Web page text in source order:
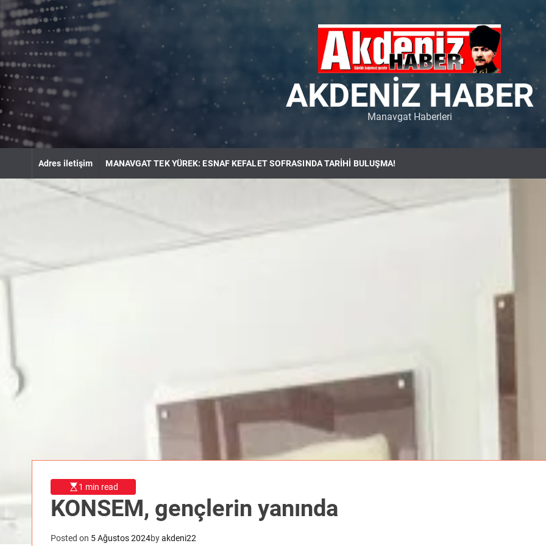
k
t
c
o
n
e
AKDENIZ HABER
Manavgat Haberleri
Adres iletişim MANAVGAT TEK YÜREK: ESNAF KEFALET SOFRASINDA TARİHİ BULUŞMA!
1 min read
KONSEM, gençlerin yanında
Posted on 5 Ağustos 2024byakdeni22